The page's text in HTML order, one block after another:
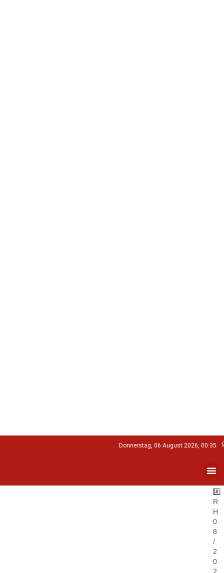
Donnerstag, 06 August 2026, 00:35
#️⃣
R
H
0
8
/
2
0